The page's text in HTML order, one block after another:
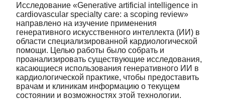
Исследование «Generative artificial intelligence in
cardiovascular specialty care: a scoping review»
направлено на изучение применения
генеративного искусственного интеллекта (ИИ) в
области специализированной кардиологической
помощи. Целью работы было собрать и
проанализировать существующие исследования,
касающиеся использования генеративного ИИ в
кардиологической практике, чтобы предоставить
врачам и клиникам информацию о текущем
состоянии и возможностях этой технологии.